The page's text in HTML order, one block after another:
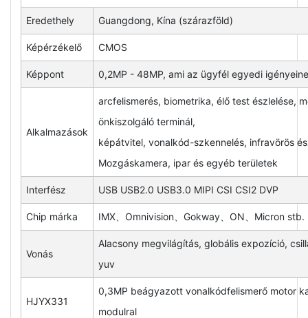
Eredethely Guangdong, Kína (szárazföld)
Képérzékelő CMOS
Képpont 0,2MP - 48MP, ami az ügyfél egyedi
Alkalmazások
arcfelismerés, biometrika, élő test észlelése,
önkiszolgáló terminál,
képátvitel, vonalkód-szkennelés, infravörös
Mozgáskamera, ipar és egyéb területek
Interfész USB USB2.0 USB3.0 MIPI CSI CSI2 DVP
Chip márka IMX、Omnivision、Gokway、ON、Micron stb.
Vonás
Alacsony megvilágítás, globális expozíció,
yuv
HJYX331
0,3MP beágyazott vonalkódfelismerő motor
modulral